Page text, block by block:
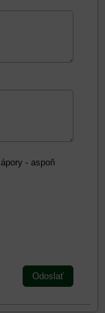
- aspoň
Odoslať